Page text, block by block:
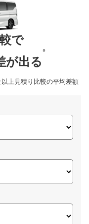
で
が出る
※
上見積り比較の平均差額